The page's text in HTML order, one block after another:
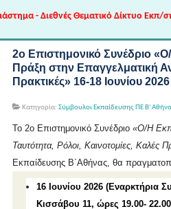
- Διεθνές Θεματικό Δίκτυο Εκπ/
2ο Επιστημονικό Συνέδριο
Πράξη στην Επαγγελματική
Πρακτικές» 16-18 Ιουνίου 2026
Κατηγορία: Σύμβουλοι Εκπαίδευσης ΠΕ Β'
Το 2ο Επιστημονικό Συνέδριο «Ο/Η
Ταυτότητα, Ρόλοι, Καινοτομίες, Καλές
Εκπαίδευσης Β΄Αθήνας, θα
16 Ιουνίου 2026 (Εναρκτήρια
Κισσάβου 11, ώρες 19.00-